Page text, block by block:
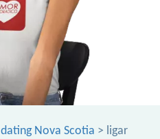
dating Nova Scotia > ligar